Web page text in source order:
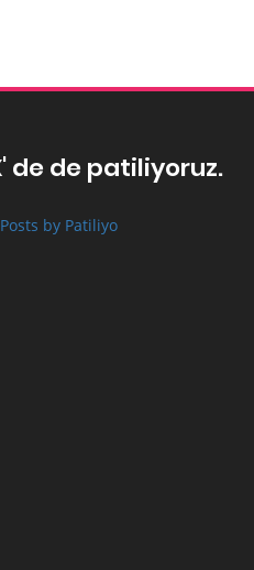
de de patiliyoruz.
by Patiliyo